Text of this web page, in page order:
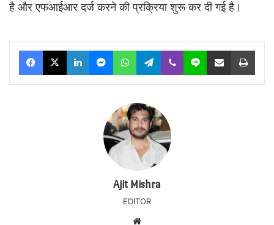
है और एफआईआर दर्ज करने की प्रक्रिया शुरू कर दी गई है।
Facebook
X LinkedInMessengerWhatsAppTelegram
Viber Line Share via Email Print
Ajit Mishra
EDITOR